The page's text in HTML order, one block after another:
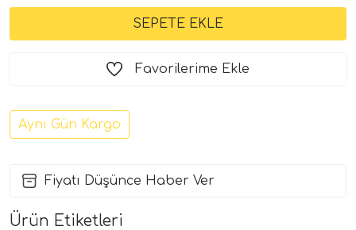
Favorilerime Ekle
Aynı Gün Kargo
Fiyatı Düşünce Haber Ver
Ürün Etiketleri